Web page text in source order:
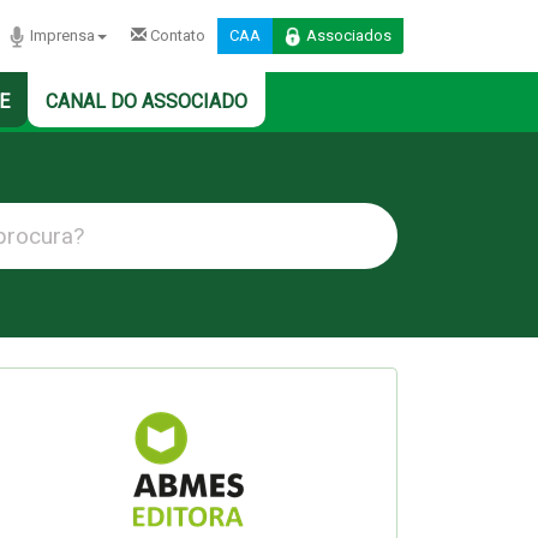
Imprensa Contato CAA Associados
CANAL DO ASSOCIADO